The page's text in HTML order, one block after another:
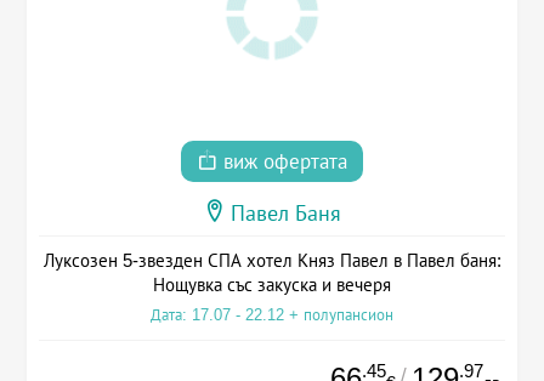
виж офертата
Павел Баня
Луксозен 5-звезден СПА хотел Княз Павел в Павел баня:
Нощувка със закуска и вечеря
Дата: 17.07 - 22.12 + полупансион
.45 / .97